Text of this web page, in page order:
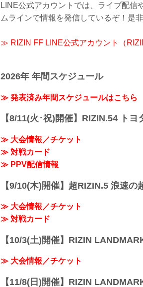
LINE公式アカウントでは、ライブ配信
ムラインで情報を発信しているぞ！是
≫ RIZIN FF LINE公式アカウント（
2026年 年間スケジュール
≫ 発表済み年間スケジュールはこちら
【8/11(火･祝)開催】RIZIN.54 トヨ
≫ 大会情報／チケット
≫ 対戦カード
≫ PPV配信情報
【9/10(木)開催】超RIZIN.5 浪速の
≫ 大会情報／チケット
≫ 対戦カード
【10/3(土)開催】RIZIN
≫ 大会情報／チケット
【11/8(日)開催】RIZIN